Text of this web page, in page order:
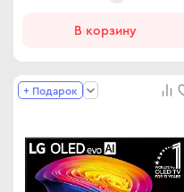
В корзину
+ Подарок